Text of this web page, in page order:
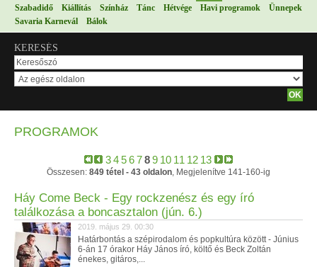
Szabadidő
Kiállítás Színház Tánc Hétvége Havi programok
Ünnepek
Savaria Karnevál
Bálok
KERESÉS
PROGRAMOK
3456789 10 11 12 13
Összesen: 849 tétel - 43 oldalon, Megjelenítve 141-160-ig
Háy Come Beck - Egy rockzenész és egy író
találkozása a boncasztalon (jún. 6.)
2019. május 29. 00:30
Határbontás a szépirodalom és popkultúra között - Június
6-án 17 órakor Háy János író, költő és Beck Zoltán
énekes, gitáros,...